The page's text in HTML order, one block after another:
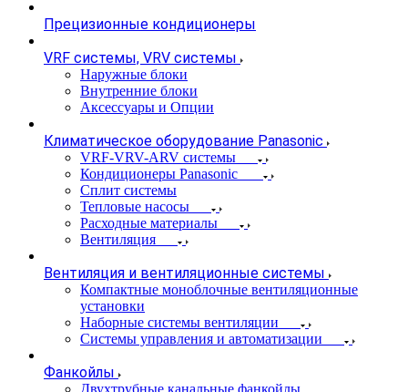
Прецизионные кондиционеры
VRF системы, VRV системы
Наружные блоки
Внутренние блоки
Аксессуары и Опции
Климатическое оборудование Panasonic
VRF-VRV-ARV системы
Кондиционеры Panasonic
Сплит системы
Тепловые насосы
Расходные материалы
Вентиляция
Вентиляция и вентиляционные системы
Компактные моноблочные вентиляционные
установки
Наборные системы вентиляции
Системы управления и автоматизации
Фанкойлы